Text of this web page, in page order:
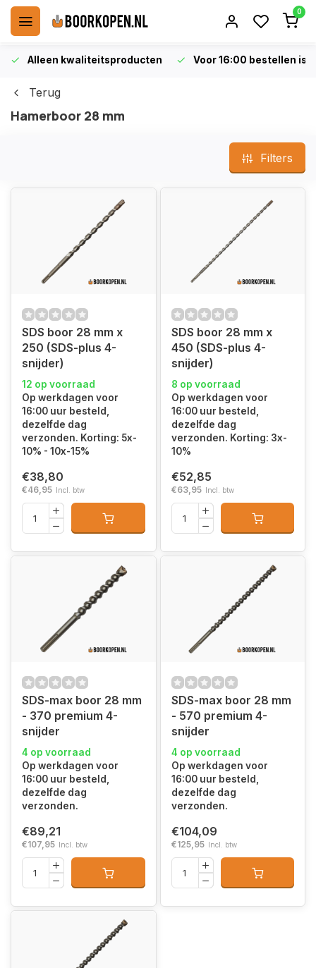
0
Alleen kwaliteitsproducten Voor 16:00 bestellen is
Terug
Hamerboor 28 mm
Filters
SDS boor 28 mm x
250 (SDS-plus 4-
snijder)
12 op voorraad
Op werkdagen voor
16:00 uur besteld,
dezelfde dag
verzonden. Korting: 5x-
10% - 10x-15%
€38,80
€46,95 Incl. btw
SDS boor 28 mm x
450 (SDS-plus 4-
snijder)
8 op voorraad
Op werkdagen voor
16:00 uur besteld,
dezelfde dag
verzonden. Korting: 3x-
10%
€52,85
€63,95 Incl. btw
SDS-max boor 28 mm
- 370 premium 4-
snijder
4 op voorraad
Op werkdagen voor
16:00 uur besteld,
dezelfde dag
verzonden.
€89,21
€107,95 Incl. btw
SDS-max boor 28 mm
- 570 premium 4-
snijder
4 op voorraad
Op werkdagen voor
16:00 uur besteld,
dezelfde dag
verzonden.
€104,09
€125,95 Incl. btw